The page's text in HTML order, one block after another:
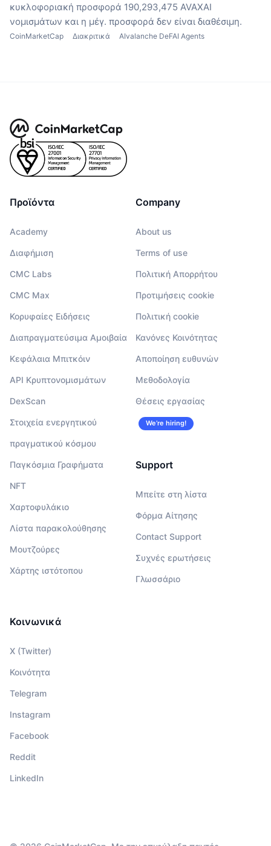
κυκλοφοριακή προσφορά 190,293,475 AVAXAI
νομισμάτων και η μέγ. προσφορά δεν είναι διαθέσιμη.
CoinMarketCap Διακριτικά AIvalanche DeFAI Agents
Προϊόντα
Academy
Διαφήμιση
CMC Labs
CMC Max
Κορυφαίες Ειδήσεις
Διαπραγματεύσιμα Αμοιβαία
Κεφάλαια Μπιτκόιν
API Κρυπτονομισμάτων
DexScan
Στοιχεία ενεργητικού
πραγματικού κόσμου
Παγκόσμια Γραφήματα
NFT
Χαρτοφυλάκιο
Λίστα παρακολούθησης
Μουτζούρες
Χάρτης ιστότοπου
Company
About us
Terms of use
Πολιτική Απορρήτου
Προτιμήσεις cookie
Πολιτική cookie
Κανόνες Κοινότητας
Αποποίηση ευθυνών
Μεθοδολογία
Θέσεις εργασίας
We’re hiring!
Support
Μπείτε στη λίστα
Φόρμα Αίτησης
Contact Support
Συχνές ερωτήσεις
Γλωσσάριο
Κοινωνικά
X (Twitter)
Κοινότητα
Telegram
Instagram
Facebook
Reddit
LinkedIn